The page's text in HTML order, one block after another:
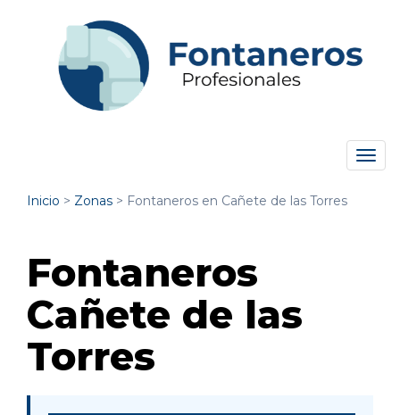
Inicio > Zonas > Fontaneros en Cañete de las Torres
Fontaneros
Cañete de las
Torres